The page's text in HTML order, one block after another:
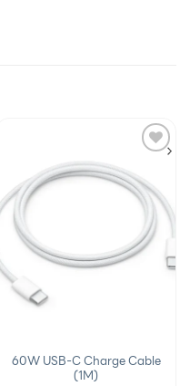
wishlist
60W USB-C Charge Cable
(1M)